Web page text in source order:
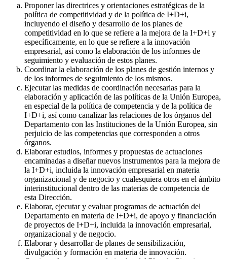
Proponer las directrices y orientaciones estratégicas de la
política de competitividad y de la política de I+D+i,
incluyendo el diseño y desarrollo de los planes de
competitividad en lo que se refiere a la mejora de la I+D+i y
específicamente, en lo que se refiere a la innovación
empresarial, así como la elaboración de los informes de
seguimiento y evaluación de estos planes.
Coordinar la elaboración de los planes de gestión internos y
de los informes de seguimiento de los mismos.
Ejecutar las medidas de coordinación necesarias para la
elaboración y aplicación de las políticas de la Unión Europea,
en especial de la política de competencia y de la política de
I+D+i, así como canalizar las relaciones de los órganos del
Departamento con las Instituciones de la Unión Europea, sin
perjuicio de las competencias que corresponden a otros
órganos.
Elaborar estudios, informes y propuestas de actuaciones
encaminadas a diseñar nuevos instrumentos para la mejora de
la I+D+i, incluida la innovación empresarial en materia
organizacional y de negocio y cualesquiera otros en el ámbito
interinstitucional dentro de las materias de competencia de
esta Dirección.
Elaborar, ejecutar y evaluar programas de actuación del
Departamento en materia de I+D+i, de apoyo y financiación
de proyectos de I+D+i, incluida la innovación empresarial,
organizacional y de negocio.
Elaborar y desarrollar de planes de sensibilización,
divulgación y formación en materia de innovación.